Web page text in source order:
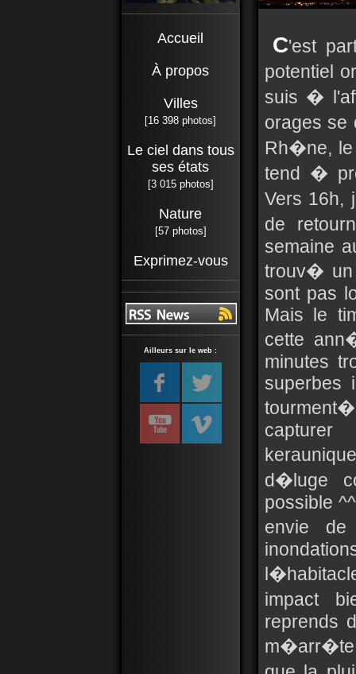
Accueil
À propos
Villes
[16 398 photos]
Le ciel dans tous
ses états
[3 015 photos]
Nature
[57 photos]
Exprimez-vous
Ailleurs sur le web :
C'est
potentiel
suis �
orages se
Rh�ne, le
tend �
Vers 16h,
de
semaine
trouv� un
sont pas
Mais le
cette
minutes
superbes
capturer
d�luge
possible
envie
impact
reprends
m�arr�te